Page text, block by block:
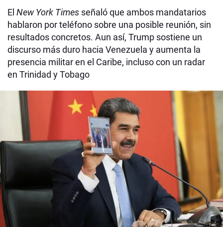
El New York Times señaló que ambos mandatarios
hablaron por teléfono sobre una posible reunión, sin
resultados concretos. Aun así, Trump sostiene un
discurso más duro hacia Venezuela y aumenta la
presencia militar en el Caribe, incluso con un radar
en Trinidad y Tobago